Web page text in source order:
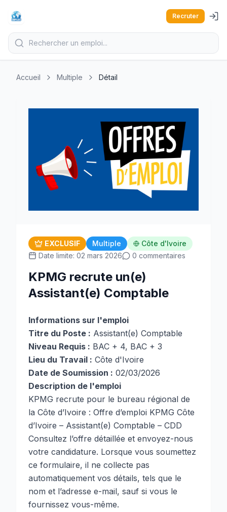
Recruter
Accueil Multiple Détail
EXCLUSIF Multiple
Côte d'Ivoire
Date limite: 02 mars 2026
0 commentaires
KPMG recrute un(e)
Assistant(e) Comptable
Informations sur l'emploi
Titre du Poste : Assistant(e) Comptable
Niveau Requis : BAC + 4, BAC + 3
Lieu du Travail : Côte d'Ivoire
Date de Soumission : 02/03/2026
Description de l'emploi
KPMG recrute pour le bureau régional de
la Côte d’Ivoire : Offre d’emploi KPMG Côte
d’Ivoire – Assistant(e) Comptable – CDD
Consultez l’offre détaillée et envoyez-nous
votre candidature. Lorsque vous soumettez
ce formulaire, il ne collecte pas
automatiquement vos détails, tels que le
nom et l’adresse e-mail, sauf si vous le
fournissez vous-même.